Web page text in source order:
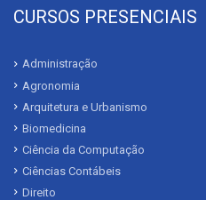
CURSOS PRESENCIAIS
Administração
Agronomia
Arquitetura e Urbanismo
Biomedicina
Ciência da Computação
Ciências Contábeis
Direito